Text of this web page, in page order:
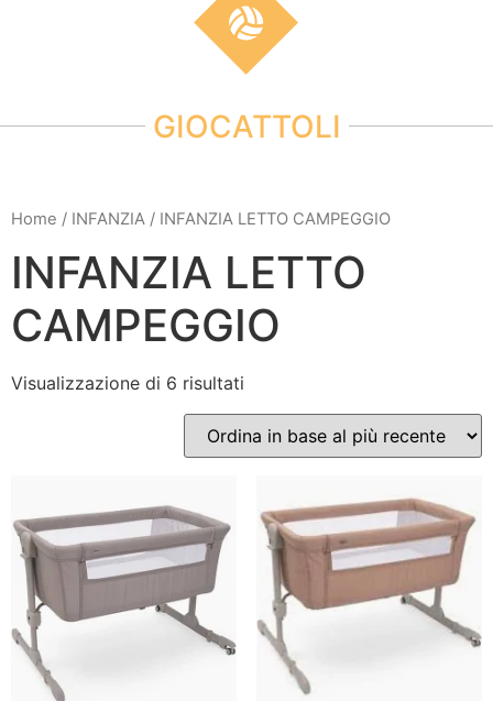
GIOCATTOLI
Home / INFANZIA / INFANZIA LETTO CAMPEGGIO
INFANZIA LETTO
CAMPEGGIO
Visualizzazione di 6 risultati